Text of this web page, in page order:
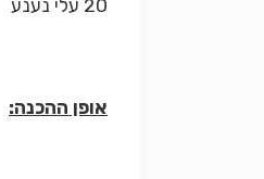
20 עלי נענע
אופן ההכנה: